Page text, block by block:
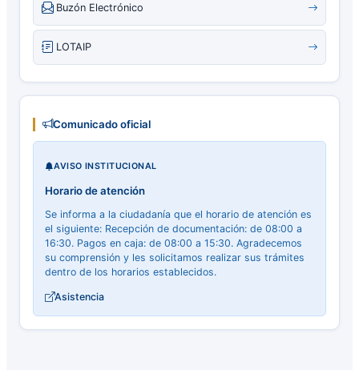
Buzón Electrónico
LOTAIP
Comunicado oficial
AVISO INSTITUCIONAL
Horario de atención
Se informa a la ciudadanía que el horario de atención es
el siguiente: Recepción de documentación: de 08:00 a
16:30. Pagos en caja: de 08:00 a 15:30. Agradecemos
su comprensión y les solicitamos realizar sus trámites
dentro de los horarios establecidos.
Asistencia